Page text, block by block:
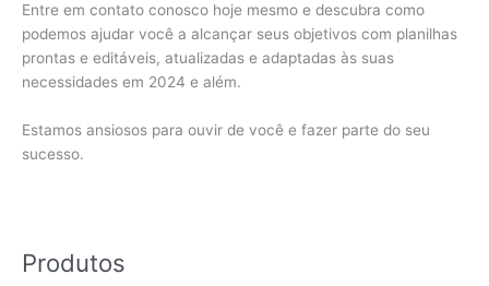
Entre em contato conosco hoje mesmo e descubra como
podemos ajudar você a alcançar seus objetivos com planilhas
prontas e editáveis, atualizadas e adaptadas às suas
necessidades em 2024 e além.
Estamos ansiosos para ouvir de você e fazer parte do seu
sucesso.
Produtos